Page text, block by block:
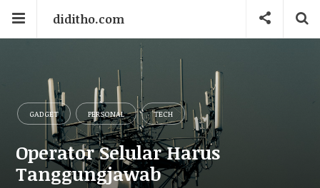
diditho.com
GADGET PERSONAL TECH
Operator Selular Harus
Tanggungjawab